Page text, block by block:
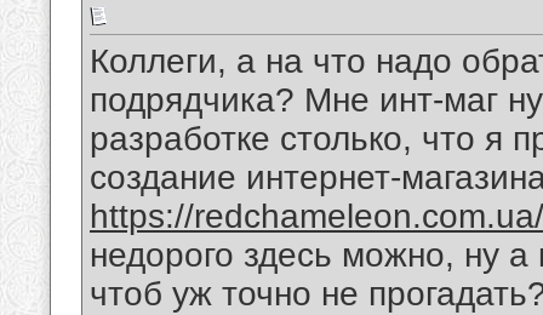
Коллеги, а на что надо
подрядчика? Мне инт-маг
разработке столько, что я
создание интернет-
https://
недорого здесь можно, ну
чтоб уж точно не